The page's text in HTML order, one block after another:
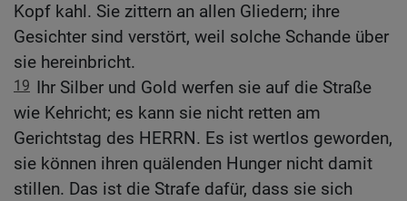
Kopf kahl. Sie zittern an allen Gliedern; ihre
Gesichter sind verstört, weil solche Schande über
sie hereinbricht.
19 Ihr Silber und Gold werfen sie auf die Straße
wie Kehricht; es kann sie nicht retten am
Gerichtstag des HERRN. Es ist wertlos geworden,
sie können ihren quälenden Hunger nicht damit
stillen. Das ist die Strafe dafür, dass sie sich